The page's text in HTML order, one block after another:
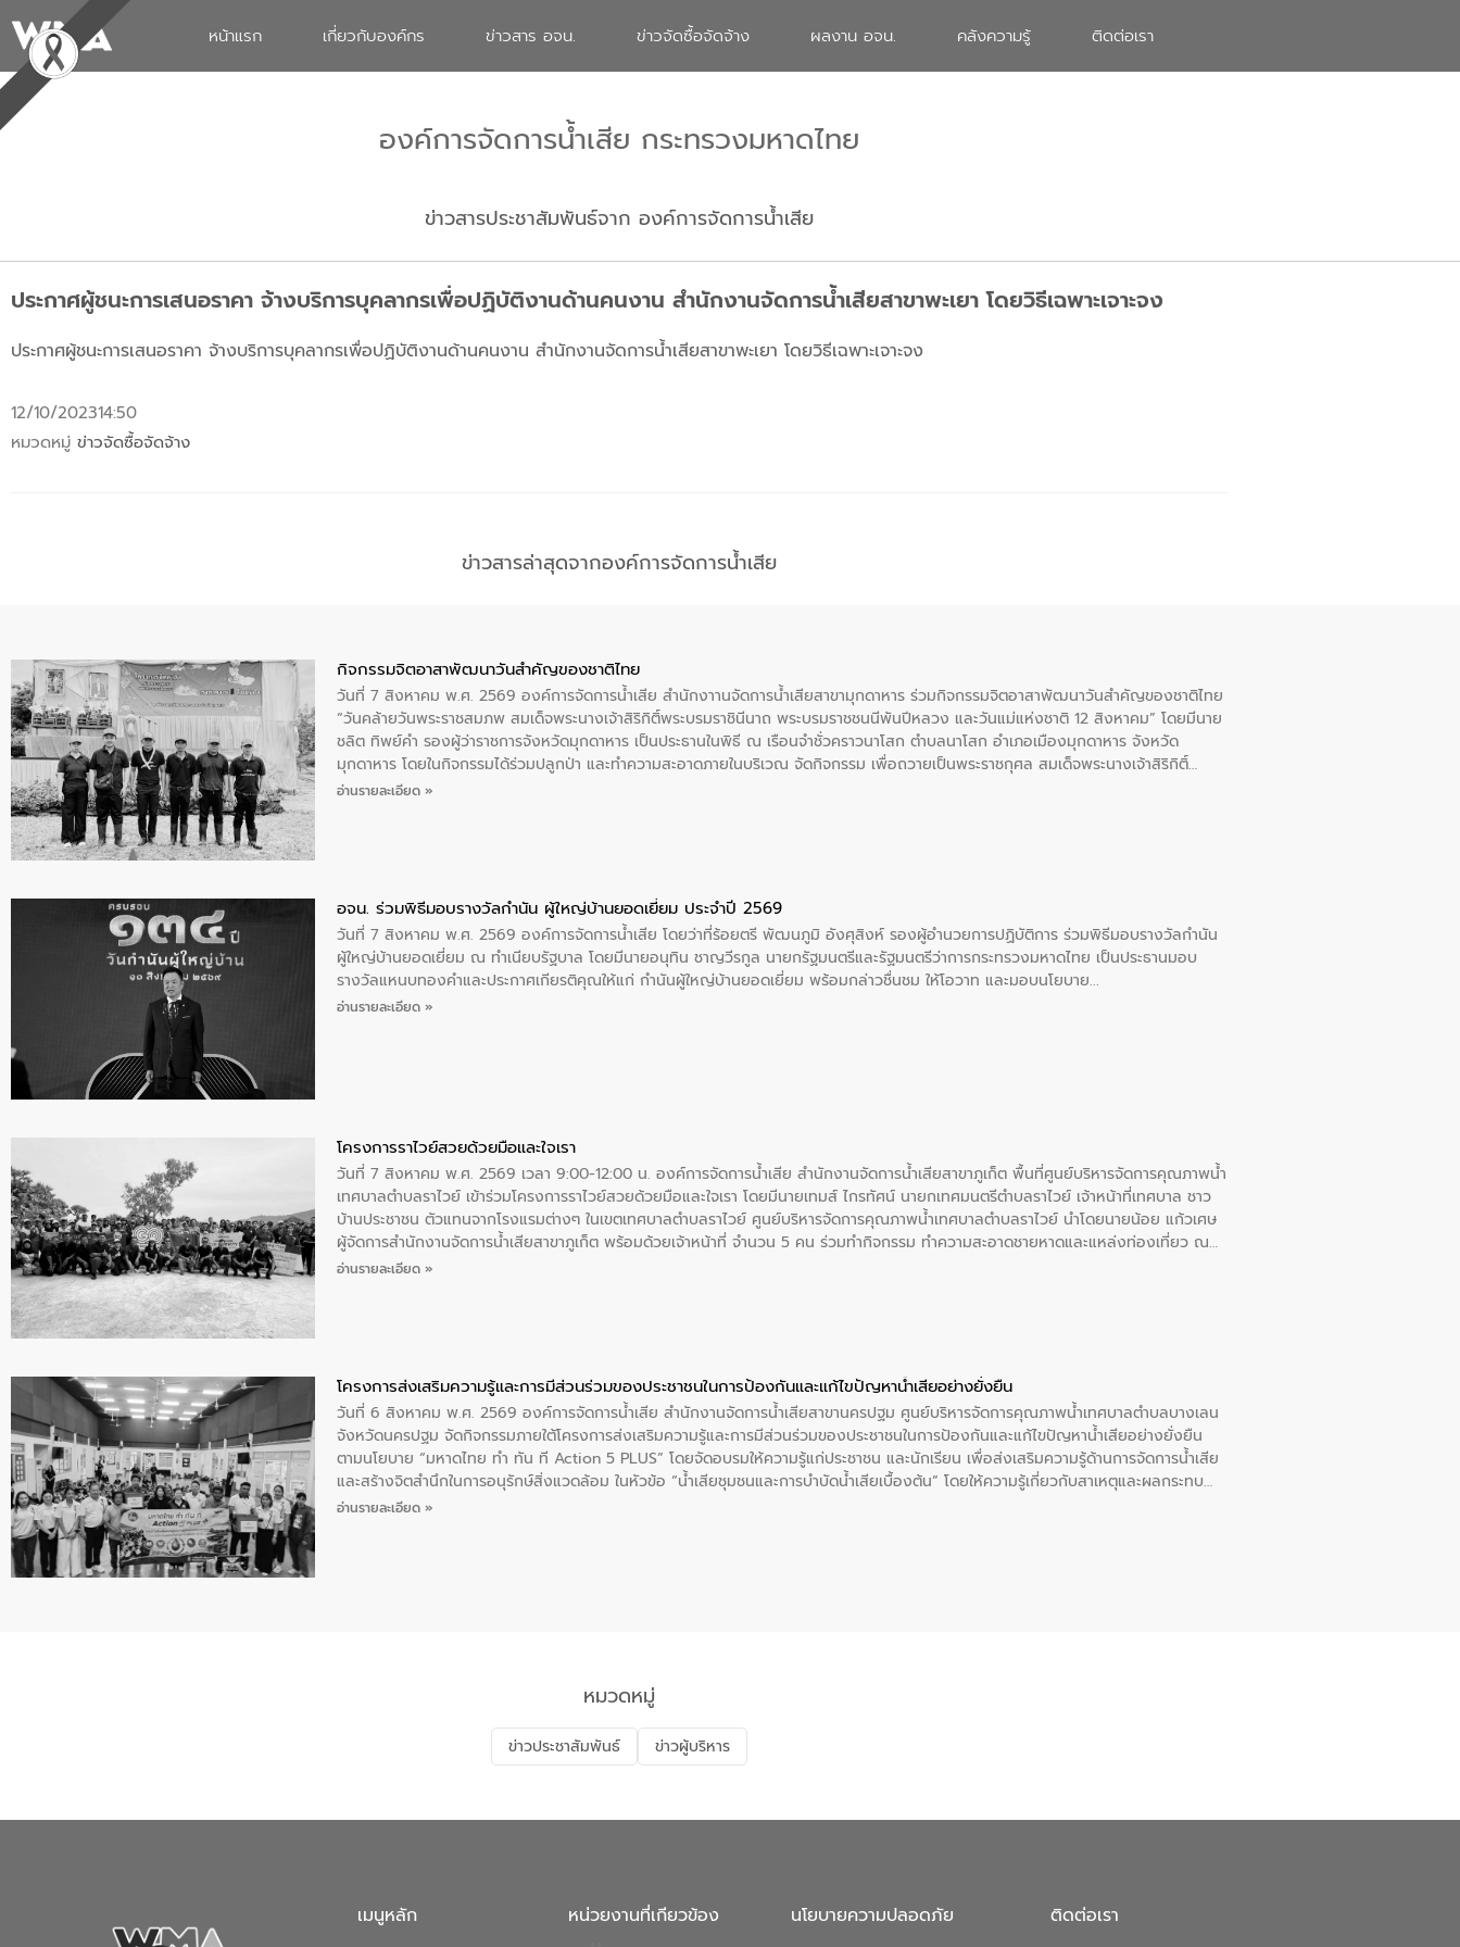
หน้าแรก เกี่ยวกับองค์กร ข่าวสาร อจน. ข่าวจัดซื้อจัดจ้าง ผลงาน อจน. คลังความรู้ ติดต่อเรา
องค์การจัดการน้ำเสีย กระทรวงมหาดไทย
ข่าวสารประชาสัมพันธ์จาก องค์การจัดการน้ำเสีย
ประกาศผู้ชนะการเสนอราคา จ้างบริการบุคลากรเพื่อปฏิบัติงานด้านคนงาน สำนักงานจัดการน้ำเสียสาขาพะเยา โดยวิธีเฉพาะเจาะจง
ประกาศผู้ชนะการเสนอราคา จ้างบริการบุคลากรเพื่อปฏิบัติงานด้านคนงาน สำนักงานจัดการน้ำเสียสาขาพะเยา โดยวิธีเฉพาะเจาะจง
12/10/202314:50
หมวดหมู่ ข่าวจัดซื้อจัดจ้าง
ข่าวสารล่าสุดจากองค์การจัดการน้ำเสีย
กิจกรรมจิตอาสาพัฒนาวันสําคัญของชาติไทย
วันที่ 7 สิงหาคม พ.ศ. 2569 องค์การจัดการน้ำเสีย สำนักงาานจัดการน้ำเสียสาขามุกดาหาร ร่วมกิจกรรมจิตอาสาพัฒนาวันสําคัญของชาติไทย
“วันคล้ายวันพระราชสมภพ สมเด็จพระนางเจ้าสิริกิติ์พระบรมราชินีนาถ พระบรมราชชนนีพันปีหลวง และวันแม่แห่งชาติ 12 สิงหาคม” โดยมีนาย
ชลิต ทิพย์คำ รองผู้ว่าราชการจังหวัดมุกดาหาร เป็นประธานในพิธี ณ เรือนจําชั่วคราวนาโสก ตําบลนาโสก อําเภอเมืองมุกดาหาร จังหวัด
มุกดาหาร โดยในกิจกรรมได้ร่วมปลูกป่า และทําความสะอาดภายในบริเวณ จัดกิจกรรม เพื่อถวายเป็นพระราชกุศล สมเด็จพระนางเจ้าสิริกิติ์
พระบรมราชินีนาถ พระบรมราชชนนีพันปีหลวง พร้อมถวายสัจปฏิญาณ ทำความดีด้วยหัวใจ
อ่านรายละเอียด »
อจน. ร่วมพิธีมอบรางวัลกำนัน ผู้ใหญ่บ้านยอดเยี่ยม ประจำปี 2569
วันที่ 7 สิงหาคม พ.ศ. 2569 องค์การจัดการน้ำเสีย โดยว่าที่ร้อยตรี พัฒนภูมิ อังศุสิงห์ รองผู้อำนวยการปฏิบัติการ ร่วมพิธีมอบรางวัลกำนัน
ผู้ใหญ่บ้านยอดเยี่ยม ณ ทำเนียบรัฐบาล โดยมีนายอนุทิน ชาญวีรกูล นายกรัฐมนตรีและรัฐมนตรีว่าการกระทรวงมหาดไทย เป็นประธานมอบ
รางวัลแหนบทองคำและประกาศเกียรติคุณให้แก่ กำนันผู้ใหญ่บ้านยอดเยี่ยม พร้อมกล่าวชื่นชม ให้โอวาท และมอบนโยบาย
อ่านรายละเอียด »
โครงการราไวย์สวยด้วยมือและใจเรา
วันที่ 7 สิงหาคม พ.ศ. 2569 เวลา 9:00-12:00 น. องค์การจัดการน้ำเสีย สำนักงานจัดการน้ำเสียสาขาภูเก็ต พื้นที่ศูนย์บริหารจัดการคุณภาพน้ำ
เทศบาลตำบลราไวย์ เข้าร่วมโครงการราไวย์สวยด้วยมือและใจเรา โดยมีนายเทมส์ ไกรทัศน์ นายกเทศมนตรีตำบลราไวย์ เจ้าหน้าที่เทศบาล ชาว
บ้านประชาชน ตัวแทนจากโรงแรมต่างๆ ในเขตเทศบาลตำบลราไวย์ ศูนย์บริหารจัดการคุณภาพน้ำเทศบาลตำบลราไวย์ นำโดยนายน้อย แก้วเศษ
ผู้จัดการสำนักงานจัดการน้ำเสียสาขาภูเก็ต พร้อมด้วยเจ้าหน้าที่ จำนวน 5 คน ร่วมทำกิจกรรม ทำความสะอาดชายหาดและแหล่งท่องเที่ยว ณ
บริเวณแหลมพรหมเทพ หมู่ที่ 6 ตำบลราไวย์ อำเภอเมือง จังหวัดภูเก็ต
อ่านรายละเอียด »
โครงการส่งเสริมความรู้และการมีส่วนร่วมของประชาชนในการป้องกันและแก้ไขปัญหาน้ำเสียอย่างยั่งยืน
วันที่ 6 สิงหาคม พ.ศ. 2569 องค์การจัดการน้ำเสีย สำนักงานจัดการน้ำเสียสาขานครปฐม ศูนย์บริหารจัดการคุณภาพน้ำเทศบาลตำบลบางเลน
จังหวัดนครปฐม จัดกิจกรรมภายใต้โครงการส่งเสริมความรู้และการมีส่วนร่วมของประชาชนในการป้องกันและแก้ไขปัญหาน้ำเสียอย่างยั่งยืน
ตามนโยบาย “มหาดไทย ทำ ทัน ที Action 5 PLUS” โดยจัดอบรมให้ความรู้แก่ประชาชน และนักเรียน เพื่อส่งเสริมความรู้ด้านการจัดการน้ำเสีย
และสร้างจิตสำนึกในการอนุรักษ์สิ่งแวดล้อม ในหัวข้อ “น้ำเสียชุมชนและการบำบัดน้ำเสียเบื้องต้น” โดยให้ความรู้เกี่ยวกับสาเหตุและผลกระทบ
ของน้ำเสีย แนวทางการลดการเกิดน้ำเสียจากแหล่งกำเนิด การบำบัดน้ำเสียเบื้องต้นในครัวเรือน ณ เทศบาลตำบลบางเลน จังหวัดนครปฐม
อ่านรายละเอียด »
หมวดหมู่
ข่าวประชาสัมพันธ์ ข่าวผู้บริหาร
เมนูหลัก หน่วยงานที่เกียวข้อง นโยบายความปลอดภัย ติดต่อเรา